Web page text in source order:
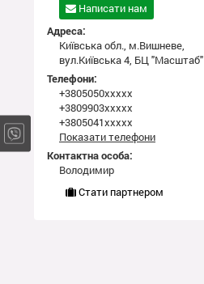
Написати нам
Адреса:
Київська обл., м.Вишневе,
вул.Київська 4, БЦ "Масштаб"
Телефони:
+3805050xxxxx
+3809903xxxxx
+3805041xxxxx
Показати телефони
Контактна особа:
Володимир
Стати партнером